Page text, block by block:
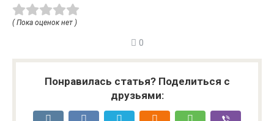
( Пока оценок нет )
0
Понравилась статья? Поделиться с
друзьями: